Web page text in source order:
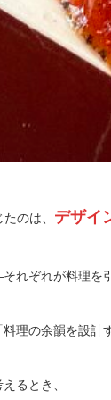
のは、 デザイ
れぞれが料理を
理の余韻を設計
るとき、